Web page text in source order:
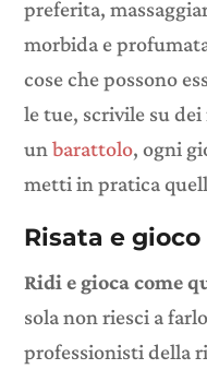
preferita,
morbida e
cose che possono
le tue, scrivile su
unbarattolo, ogni
metti in pratica
Risata e gioco
Ridi e gioca come
sola non riesci a
professionisti della